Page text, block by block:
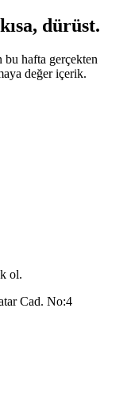
dürüst.
bu hafta gerçekten
değer içerik.
ol.
Cad. No:4